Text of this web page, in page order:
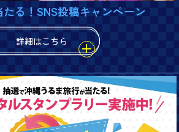
る！SNS投稿キャンペーン
詳細はこちら